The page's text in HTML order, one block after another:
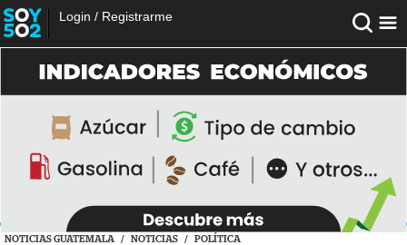
Login / Registrarme
NOTICIAS GUATEMALA / NOTICIAS / POLÍTICA